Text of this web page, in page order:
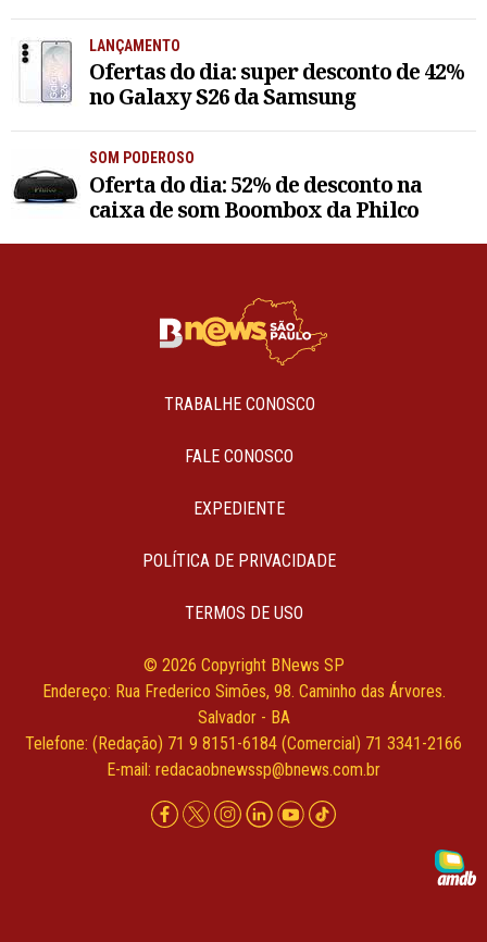
LANÇAMENTO
Ofertas do dia: super desconto de 42%
no Galaxy S26 da Samsung
SOM PODEROSO
Oferta do dia: 52% de desconto na
caixa de som Boombox da Philco
TRABALHE CONOSCO
FALE CONOSCO
EXPEDIENTE
POLÍTICA DE PRIVACIDADE
TERMOS DE USO
© 2026 Copyright BNews SP
Endereço: Rua Frederico Simões, 98. Caminho das Árvores.
Salvador - BA
Telefone: (Redação) 71 9 8151-6184 (Comercial) 71 3341-2166
E-mail: redacaobnewssp@bnews.com.br